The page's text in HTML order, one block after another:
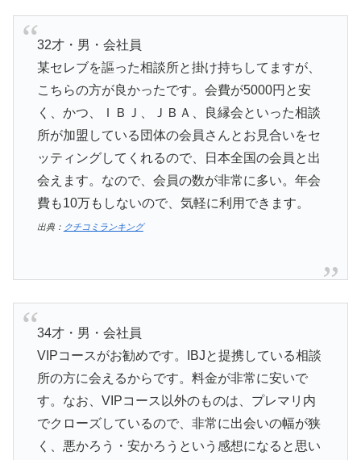
32才・男・会社員
某セレブを謳った相談所と掛け持ちしてますが、
こちらの方が良かったです。会費が5000円と安
く、かつ、ＩＢＪ、ＪＢＡ、良縁会といった相談
所が加盟している団体の会員さんとお見合いをセ
ッティングしてくれるので、日本全国の会員と出
会えます。なので、会員の数が非常に多い。年会
費も10万もしないので、気軽に利用できます。
出典： クチコミランキング
34才・男・会社員
VIPコースがお勧めです。IBJと提携している相談
所の方に会えるからです。料金が非常に安いで
す。なお、VIPコース以外のものは、プレマリ内
でクローズしているので、非常に出会いの幅が狭
く、悪かろう・安かろうという感想になると思い